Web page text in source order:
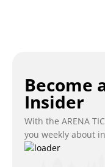
Become
Insider
With the ARENA
you weekly about